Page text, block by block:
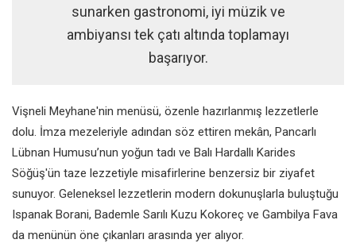
sunarken gastronomi, iyi müzik ve
ambiyansı tek çatı altında toplamayı
başarıyor.
Vişneli Meyhane'nin menüsü, özenle hazırlanmış lezzetlerle
dolu. İmza mezeleriyle adından söz ettiren mekân, Pancarlı
Lübnan Humusu’nun yoğun tadı ve Balı Hardallı Karides
Söğüş'ün taze lezzetiyle misafirlerine benzersiz bir ziyafet
sunuyor. Geleneksel lezzetlerin modern dokunuşlarla buluştuğu
Ispanak Borani, Bademle Sarılı Kuzu Kokoreç ve Gambilya Fava
da menünün öne çıkanları arasında yer alıyor.